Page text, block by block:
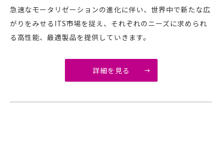
急速なモータリゼーションの進化に伴い、世界中で新たな広
がりをみせるITS市場を捉え、それぞれのニーズに求められ
る高性能、最適製品を提供していきます。
詳細を見る